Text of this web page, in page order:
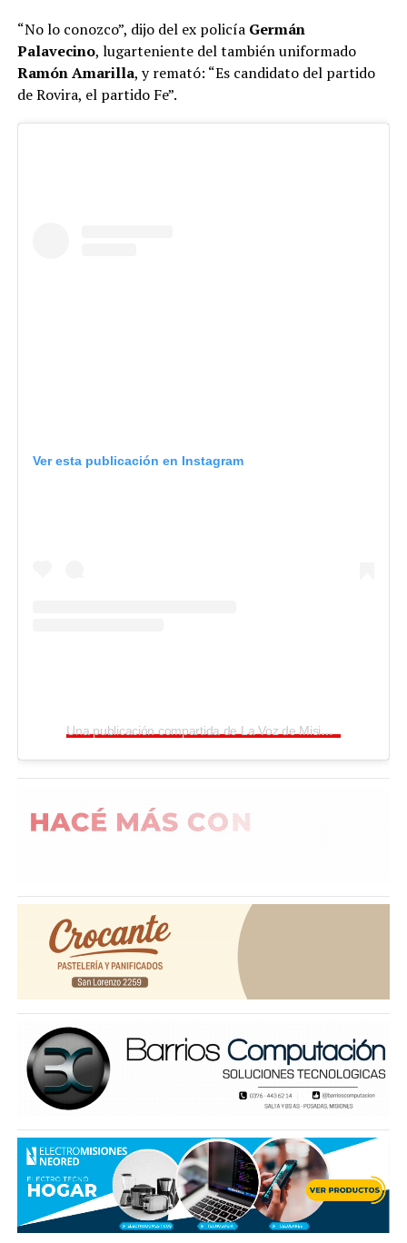
“No lo conozco”, dijo del ex policía Germán
Palavecino, lugarteniente del también uniformado
Ramón Amarilla, y remató: “Es candidato del partido
de Rovira, el partido Fe”.
Ver esta publicación en Instagram
Una publicación compartida de La Voz de Misiones (@lavozdemisiones)